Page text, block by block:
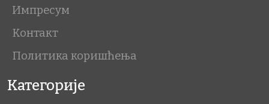
Импресум
Контакт
Политика коришћења
Категорије